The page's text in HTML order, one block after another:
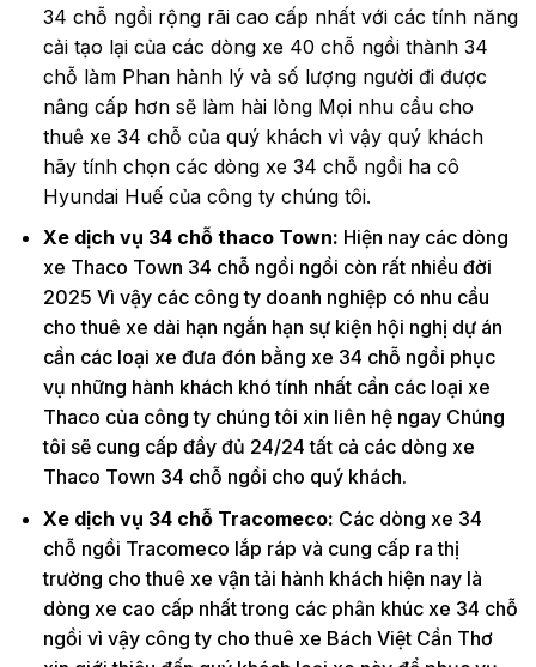
34 chỗ ngồi rộng rãi cao cấp nhất với các tính năng
cải tạo lại của các dòng xe 40 chỗ ngồi thành 34
chỗ làm Phan hành lý và số lượng người đi được
nâng cấp hơn sẽ làm hài lòng Mọi nhu cầu cho
thuê xe 34 chỗ của quý khách vì vậy quý khách
hãy tính chọn các dòng xe 34 chỗ ngồi ha cô
Hyundai Huế của công ty chúng tôi.
Xe dịch vụ 34 chỗ thaco Town: Hiện nay các dòng
xe Thaco Town 34 chỗ ngồi ngồi còn rất nhiều đời
2025 Vì vậy các công ty doanh nghiệp có nhu cầu
cho thuê xe dài hạn ngắn hạn sự kiện hội nghị dự án
cần các loại xe đưa đón bằng xe 34 chỗ ngồi phục
vụ những hành khách khó tính nhất cần các loại xe
Thaco của công ty chúng tôi xin liên hệ ngay Chúng
tôi sẽ cung cấp đầy đủ 24/24 tất cả các dòng xe
Thaco Town 34 chỗ ngồi cho quý khách.
Xe dịch vụ 34 chỗ Tracomeco: Các dòng xe 34
chỗ ngồi Tracomeco lắp ráp và cung cấp ra thị
trường cho thuê xe vận tải hành khách hiện nay là
dòng xe cao cấp nhất trong các phân khúc xe 34 chỗ
ngồi vì vậy công ty cho thuê xe Bách Việt Cần Thơ